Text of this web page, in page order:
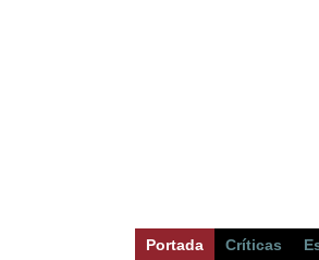
Portada Críticas